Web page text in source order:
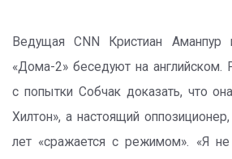
Ведущая CNN Кристиан
«Дома-2» беседуют на английском.
с попытки Собчак доказать, что
Хилтон», а настоящий
лет «сражается с режимом». «Я